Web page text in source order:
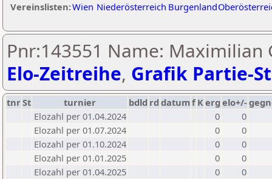
Vereinslisten:Wien Niederösterreich Burgenland
Pnr:143551 Name: Maximilian
Elo-Zeitreihe, Grafik Partie-
tnrSt turnier bdld rd datumf Kerg elo+/-
Elozahl per 01.04.2024
0
0
Elozahl per 01.07.2024
0
0
Elozahl per 01.10.2024
0
0
Elozahl per 01.01.2025
0
0
Elozahl per 01.04.2025
0
0